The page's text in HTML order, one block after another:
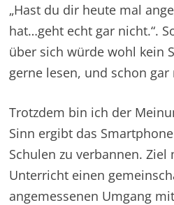
„Hast du dir heute mal
hat…geht echt gar nicht.“.
über sich würde wohl kein
gerne lesen, und schon
Trotzdem bin ich der
Sinn ergibt das
Schulen zu verbannen.
Unterricht einen
angemessenen Umgang